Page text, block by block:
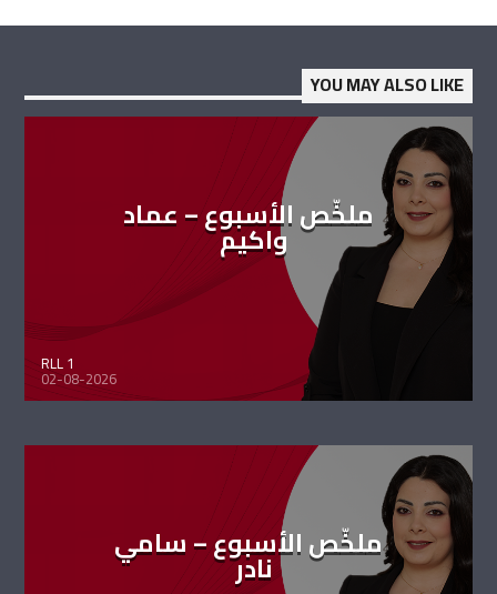
YOU MAY ALSO LIKE
ملخّص الأسبوع – عماد
واكيم
RLL 1
02-08-2026
ملخّص الأسبوع – سامي
نادر